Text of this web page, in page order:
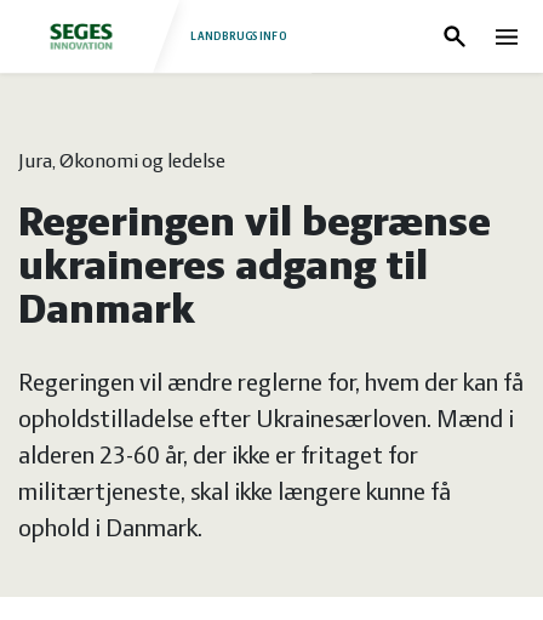
Fjerkræ
Grise
Heste
Heste
Jura
Kvæg
LANDBRUGSINFO Søg
Jura, Økonomi og ledelse
Regeringen vil begrænse
ukraineres adgang til
Danmark
Regeringen vil ændre reglerne for, hvem der kan få
opholdstilladelse efter Ukrainesærloven. Mænd i
alderen 23-60 år, der ikke er fritaget for
militærtjeneste, skal ikke længere kunne få
ophold i Danmark.